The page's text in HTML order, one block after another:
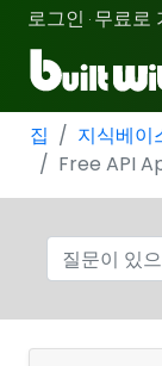
로그인 · 무료로
집 지식베이
Free API